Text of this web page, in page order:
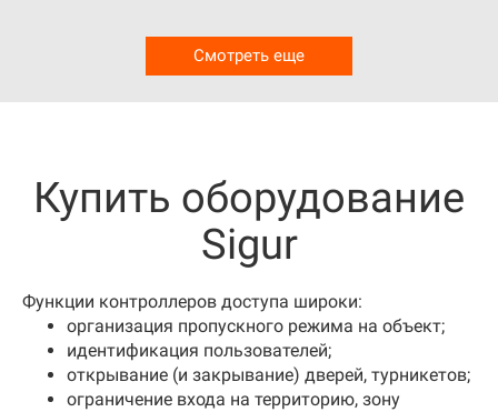
Смотреть еще
Купить оборудование
Sigur
Функции контроллеров доступа широки:
организация пропускного режима на объект;
идентификация пользователей;
открывание (и закрывание) дверей, турникетов;
ограничение входа на территорию, зону